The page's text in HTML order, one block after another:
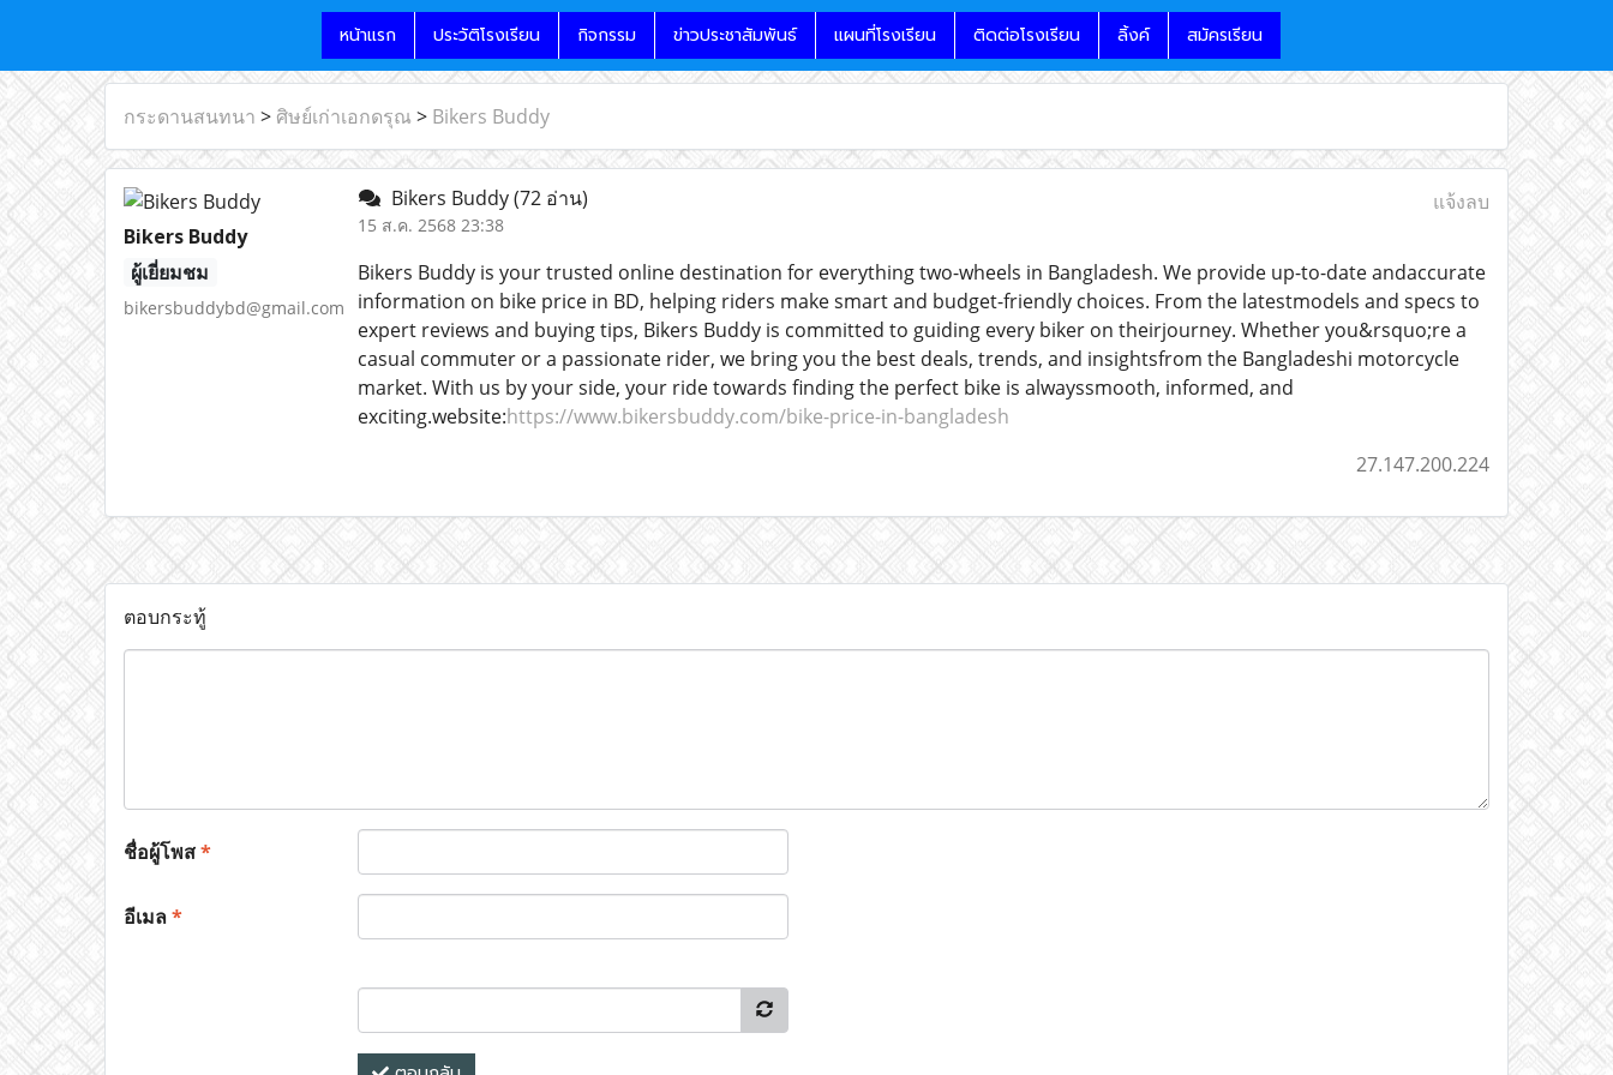
หน้าแรก ประวัติโรงเรียน กิจกรรม ข่าวประชาสัมพันธ์ แผนที่โรงเรียน ติดต่อโรงเรียน ลิ้งค์ สมัครเรียน
กระดานสนทนา > ศิษย์เก่าเอกดรุณ > Bikers Buddy
Bikers Buddy
ผู้เยี่ยมชม
bikersbuddybd@gmail.com
Bikers Buddy(72 อ่าน)
15 ส.ค. 2568 23:38
แจ้งลบ
Bikers Buddy is your trusted online destination for everything two-wheels in Bangladesh. We provide up-to-date andaccurate
information on bike price in BD, helping riders make smart and budget-friendly choices. From the latestmodels and specs to
expert reviews and buying tips, Bikers Buddy is committed to guiding every biker on theirjourney. Whether you&rsquo;re a
casual commuter or a passionate rider, we bring you the best deals, trends, and insightsfrom the Bangladeshi motorcycle
market. With us by your side, your ride towards finding the perfect bike is alwayssmooth, informed, and
exciting.website:https://www.bikersbuddy.com/bike-price-in-bangladesh
27.147.200.224
ตอบกระทู้
ชื่อผู้โพส*
อีเมล*